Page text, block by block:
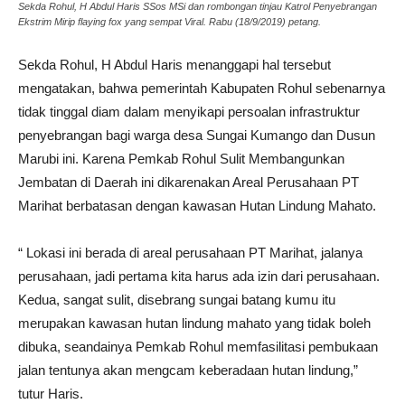
Sekda Rohul, H Abdul Haris SSos MSi dan rombongan tinjau Katrol Penyebrangan
Ekstrim Mirip flaying fox yang sempat Viral. Rabu (18/9/2019) petang.
Sekda Rohul, H Abdul Haris menanggapi hal tersebut
mengatakan, bahwa pemerintah Kabupaten Rohul sebenarnya
tidak tinggal diam dalam menyikapi persoalan infrastruktur
penyebrangan bagi warga desa Sungai Kumango dan Dusun
Marubi ini. Karena Pemkab Rohul Sulit Membangunkan
Jembatan di Daerah ini dikarenakan Areal Perusahaan PT
Marihat berbatasan dengan kawasan Hutan Lindung Mahato.
“ Lokasi ini berada di areal perusahaan PT Marihat, jalanya
perusahaan, jadi pertama kita harus ada izin dari perusahaan.
Kedua, sangat sulit, disebrang sungai batang kumu itu
merupakan kawasan hutan lindung mahato yang tidak boleh
dibuka, seandainya Pemkab Rohul memfasilitasi pembukaan
jalan tentunya akan mengcam keberadaan hutan lindung,”
tutur Haris.